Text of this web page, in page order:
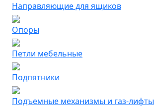
Направляющие для ящиков
Опоры
Петли мебельные
Подпятники
Подъемные механизмы и газ-лифты